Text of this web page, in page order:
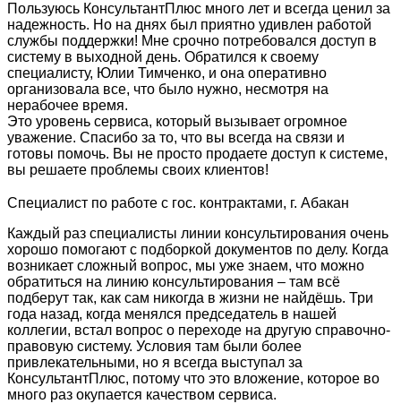
Пользуюсь КонсультантПлюс много лет и всегда ценил за
надежность. Но на днях был приятно удивлен работой
службы поддержки! Мне срочно потребовался доступ в
систему в выходной день. Обратился к своему
специалисту, Юлии Тимченко, и она оперативно
организовала все, что было нужно, несмотря на
нерабочее время.
Это уровень сервиса, который вызывает огромное
уважение. Спасибо за то, что вы всегда на связи и
готовы помочь. Вы не просто продаете доступ к системе,
вы решаете проблемы своих клиентов!
Специалист по работе с гос. контрактами, г. Абакан
Каждый раз специалисты линии консультирования очень
хорошо помогают с подборкой документов по делу. Когда
возникает сложный вопрос, мы уже знаем, что можно
обратиться на линию консультирования – там всё
подберут так, как сам никогда в жизни не найдёшь. Три
года назад, когда менялся председатель в нашей
коллегии, встал вопрос о переходе на другую справочно-
правовую систему. Условия там были более
привлекательными, но я всегда выступал за
КонсультантПлюс, потому что это вложение, которое во
много раз окупается качеством сервиса.